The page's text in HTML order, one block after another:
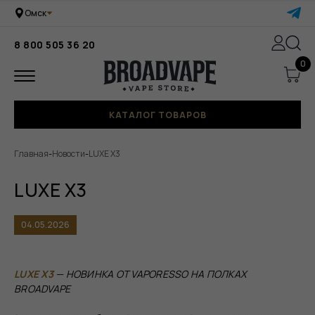
Омск
8 800 505 36 20
0
КАТАЛОГ ТОВАРОВ
Главная-Новости-LUXE X3
LUXE X3
04.05.2026
LUXE X3— НОВИНКА ОТ VAPORESSO НА ПОЛКАХ
BROADVAPE